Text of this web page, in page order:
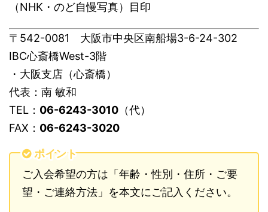
（NHK・のど自慢写真）目印
〒542-0081 大阪市中央区南船場3-6-24-302
IBC心斎橋West-3階
・大阪支店（心斎橋）
代表：南 敏和
TEL： 06-6243-3010 （代）
FAX： 06-6243-3020
ポイント
ご入会希望の方は「年齢・性別・住所・ご要
望・ご連絡方法」を本文にご記入ください。